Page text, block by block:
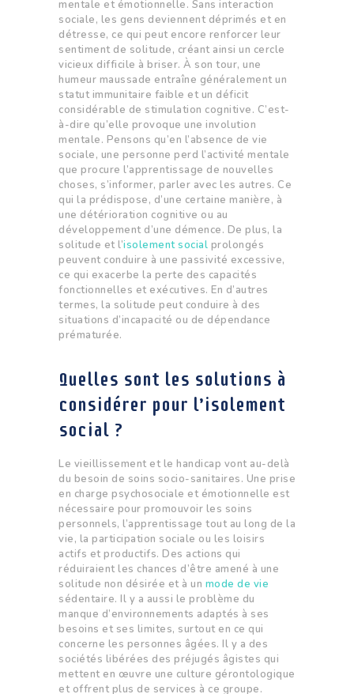
mentale et émotionnelle. Sans interaction
sociale, les gens deviennent déprimés et en
détresse, ce qui peut encore renforcer leur
sentiment de solitude, créant ainsi un cercle
vicieux difficile à briser. À son tour, une
humeur maussade entraîne généralement un
statut immunitaire faible et un déficit
considérable de stimulation cognitive. C’est-
à-dire qu’elle provoque une involution
mentale. Pensons qu’en l’absence de vie
sociale, une personne perd l’activité mentale
que procure l’apprentissage de nouvelles
choses, s’informer, parler avec les autres. Ce
qui la prédispose, d’une certaine manière, à
une détérioration cognitive ou au
développement d’une démence. De plus, la
solitude et l’isolement social prolongés
peuvent conduire à une passivité excessive,
ce qui exacerbe la perte des capacités
fonctionnelles et exécutives. En d’autres
termes, la solitude peut conduire à des
situations d’incapacité ou de dépendance
prématurée.
Quelles sont les solutions à
considérer pour l’isolement
social ?
Le vieillissement et le handicap vont au-delà
du besoin de soins socio-sanitaires. Une prise
en charge psychosociale et émotionnelle est
nécessaire pour promouvoir les soins
personnels, l’apprentissage tout au long de la
vie, la participation sociale ou les loisirs
actifs et productifs. Des actions qui
réduiraient les chances d’être amené à une
solitude non désirée et à un mode de vie
sédentaire. Il y a aussi le problème du
manque d’environnements adaptés à ses
besoins et ses limites, surtout en ce qui
concerne les personnes âgées. Il y a des
sociétés libérées des préjugés âgistes qui
mettent en œuvre une culture gérontologique
et offrent plus de services à ce groupe.